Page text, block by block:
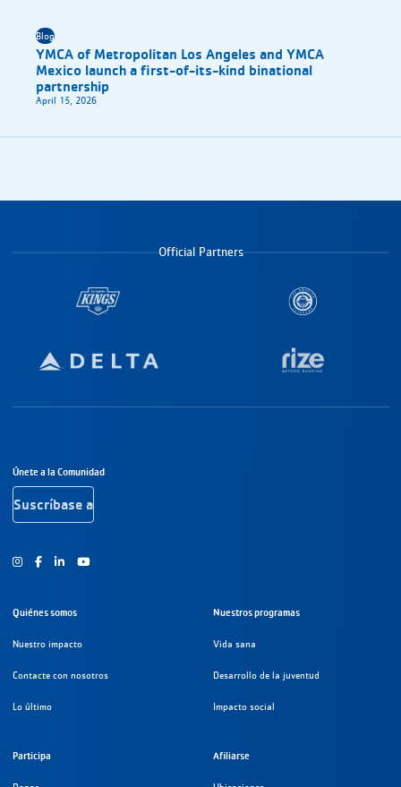
Blog
YMCA of Metropolitan Los Angeles and YMCA
Mexico launch a first-of-its-kind binational
partnership
April 15, 2026
Official Partners
Navegación a pie de página
Únete a la Comunidad
Suscríbase a
Instagram
FacebookYoutube
Quiénes somos
Nuestro impacto
Contacte con nosotros
Lo último
Nuestros programas
Vida sana
Desarrollo de la juventud
Impacto social
Participa Afiliarse